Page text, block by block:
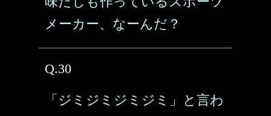
メーカー、なーんだ？
Q.30
「ジミジミジミジミ」と言わ